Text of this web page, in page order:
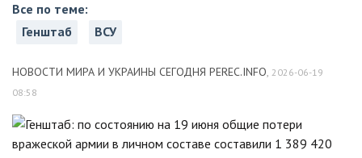
Все по теме:
Генштаб
ВСУ
НОВОСТИ МИРА И УКРАИНЫ СЕГОДНЯ PEREC.INFO, 2026-06-19
08:58